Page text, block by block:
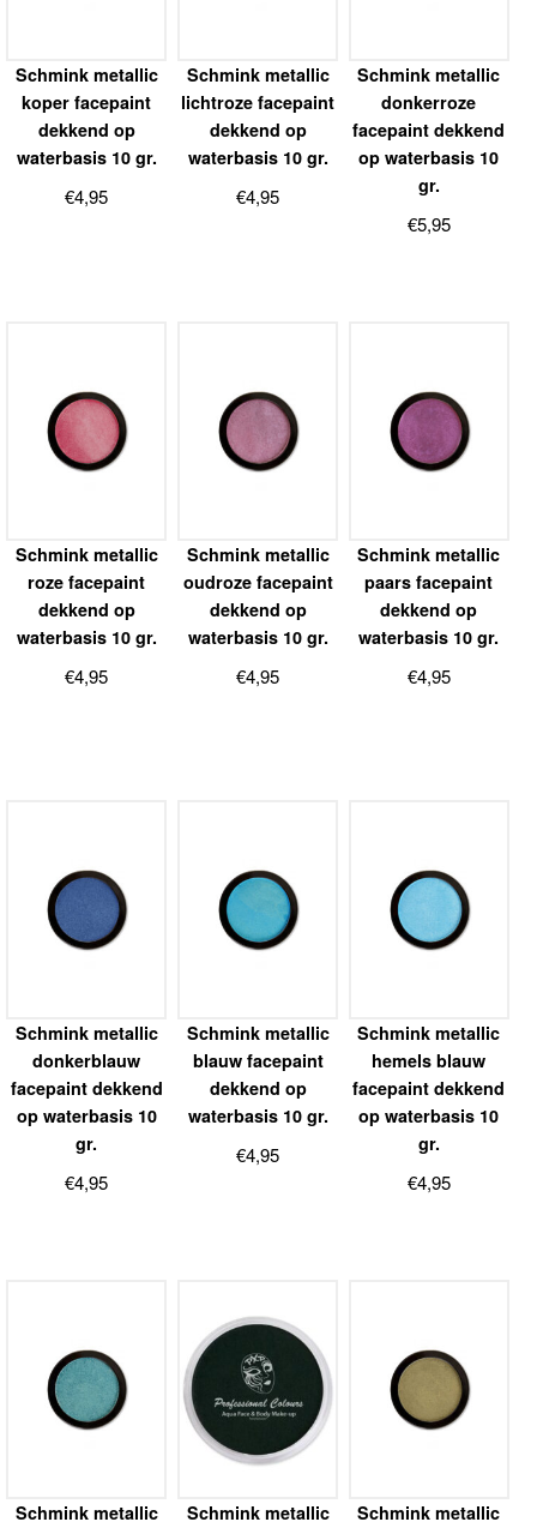
Schmink metallic
koper facepaint
dekkend op
waterbasis 10 gr.
€4,95
Schmink metallic
lichtroze facepaint
dekkend op
waterbasis 10 gr.
€4,95
Schmink metallic
donkerroze
facepaint dekkend
op waterbasis 10
gr.
€5,95
Schmink metallic
roze facepaint
dekkend op
waterbasis 10 gr.
€4,95
Schmink metallic
oudroze facepaint
dekkend op
waterbasis 10 gr.
€4,95
Schmink metallic
paars facepaint
dekkend op
waterbasis 10 gr.
€4,95
Schmink metallic
donkerblauw
facepaint dekkend
op waterbasis 10
gr.
€4,95
Schmink metallic
blauw facepaint
dekkend op
waterbasis 10 gr.
€4,95
Schmink metallic
hemels blauw
facepaint dekkend
op waterbasis 10
gr.
€4,95
Schmink metallic
Schmink metallic
Schmink metallic